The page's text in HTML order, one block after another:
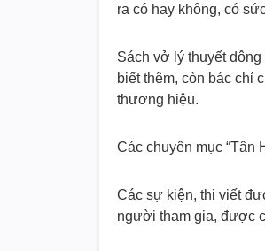
ra có hay không, có
Sách vở lý thuyết
biết thêm, còn bác chỉ
thương hiệu.
Các chuyên mục “Tân
Các sự kiện, thi viết
người tham gia, được